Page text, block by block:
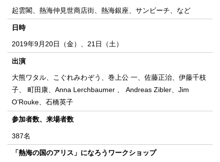
起雲閣、熱海仲見世商店街、熱海銀座、サンビーチ、など
日時
2019年9月20日（金）、21日（土）
出演
大熊ワタル、こぐれみわぞう、巻上公 一、佐藤正治、伊藤千枝
子、 町田康、Anna Lerchbaumer 、 Andreas Zibler、Jim
O’Rouke、石橋英子
参加者数、来場者数
387名
「熱海の国のアリス」になろうワークショップ